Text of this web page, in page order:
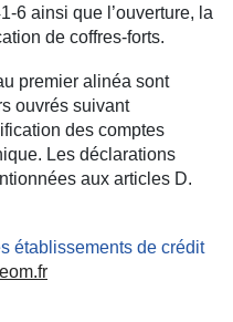
6 ainsi que l’ouverture, la
de coffres-forts.
premier alinéa sont
ouvrés suivant
des comptes
Les déclarations
aux articles D.
établissements de crédit